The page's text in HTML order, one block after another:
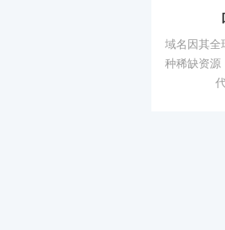
域名因其全
种稀缺资源